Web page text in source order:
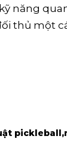
năng
thủ một
pickleball